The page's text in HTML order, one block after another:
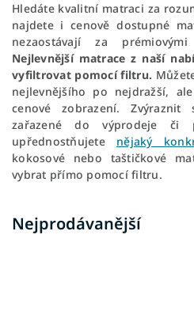
Hledáte kvalitní matraci za
najdete i cenově dostupné
nezaostávají za
Nejlevnější matrace z naší
vyfiltrovat pomocí filtru.
nejlevnějšího po nejdražší,
cenové zobrazení.
zařazené do výprodeje či
upřednostňujete nějaký
kokosové nebo taštičkové
vybrat přímo pomocí filtru.
Nejprodávanější